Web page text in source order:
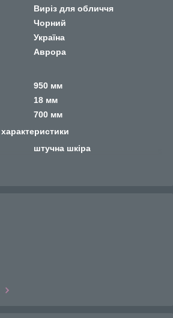
Виріз для обличчя
Чорний
Україна
Аврора
950 мм
18 мм
700 мм
штучна шкіра